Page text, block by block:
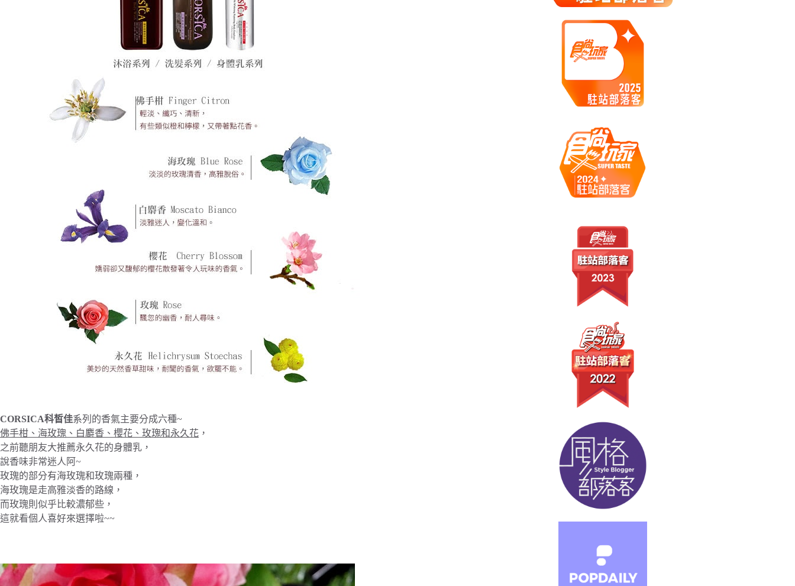
CORSICA科皙佳系列的香氣主要分成六種~
佛手柑、海玫瑰、白麝香、櫻花、玫瑰和永久花 ，
之前聽朋友大推薦永久花的身體乳，
說香味非常迷人阿~
玫瑰的部分有海玫瑰和玫瑰兩種，
海玫瑰是走高雅淡香的路線，
而玫瑰則似乎比較濃郁些，
這就看個人喜好來選擇啦~~